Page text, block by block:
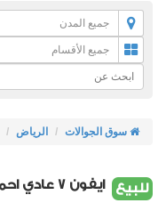
جميع المدن
جميع الأقسام
سوق الجوالات الرياض
للبيع ايفون 7 عادي احمر 128 قيقا اخو الجديد